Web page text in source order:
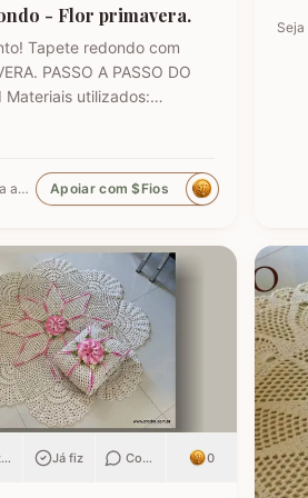
- Flor primavera.
Tapete redondo com
PASSO A PASSO DO
Materiais utilizados:
Multicolor Nº 9284
claro) Barbante EuroRoma
Agulha para crochê 3.0mm
Seja o primeiro a apoiar Apoiar com $Fios
Já fiz Comentar 0